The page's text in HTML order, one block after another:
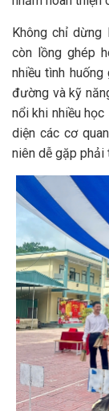
Không chỉ dừng
còn lồng ghép
nhiều tình
đường và kỹ
nổi khi nhiều
diện các cơ
niên dễ gặp phải